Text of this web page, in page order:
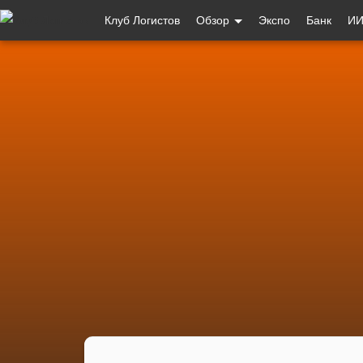
Меню
учётной
Клуб Логистов Обзор Экспо Банк